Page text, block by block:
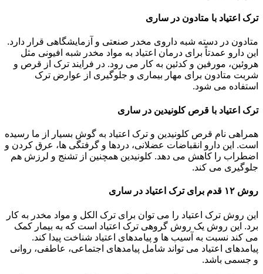
ترک اعتیاد با متادون در ساری
متادون در دسته شبه داروی مخدر صنعتی و آزمایشگاهی قرار دارد.
این دارو عمدتاً برای درمان اعتیاد به مواد مخدر شبه افیونی مثل
هروئین، مورفین و کدئین به کار می رود. در فرایند ترک از قرص و
شربت متادون برای مهار بیماری و جلوگیری از عوارض ترک
استفاده می شود.
ترک اعتیاد با قرص کلونیدین در ساری
همراهی نام قرص کلونیدین و ترک اعتیاد به گوش بسیار از ما رسیده
است. این دارو انقباضات عضلانی، دردها و گرفتگی ها، عرق کردن و
اضطراب را کاهش می دهد. کلونیدین همچنین از تشنج و لرزش هم
جلوگیری می کند.
روش ۱۲ قدم برای ترک اعتیاد در ساری
این روش ترک اعتیاد را می توان برای ترک الکل و مواد مخدر به کار
برد. این روش یک روش گروهی ترک اعتیاد است که به بیمار کمک
می کند نسبت به آسیب ها و پیامدهای اعتیاد شناخت پیدا کند.
پیامدهای اعتیاد می تواند شامل پیامدهای اجتماعی، عاطفی، روانی
و جسمی باشد.